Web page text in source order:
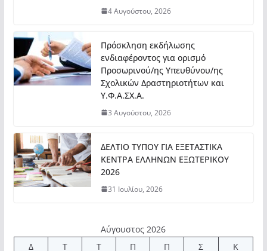
4 Αυγούστου, 2026
Πρόσκληση εκδήλωσης
ενδιαφέροντος για ορισμό
Προσωρινού/ης Υπευθύνου/ης
Σχολικών Δραστηριοτήτων και
Υ.Φ.Α.ΣΧ.Α.
3 Αυγούστου, 2026
ΔΕΛΤΙΟ ΤΥΠΟΥ ΓΙΑ ΕΞΕΤΑΣΤΙΚΑ
ΚΕΝΤΡΑ ΕΛΛΗΝΩΝ ΕΞΩΤΕΡΙΚΟΥ
2026
31 Ιουλίου, 2026
Αύγουστος 2026
Δ
Τ Τ Π Π Σ
Κ